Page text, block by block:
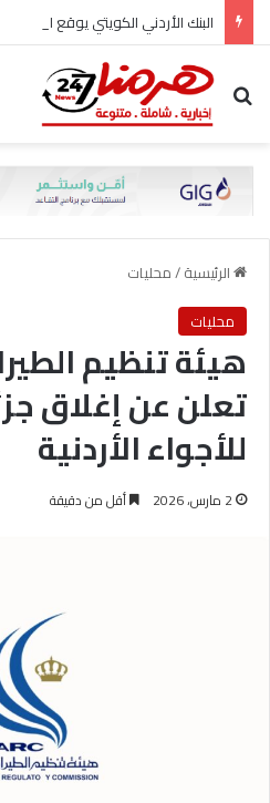
بحث عن
الرئيسية/محليات
محليات
هيئة تنظيم
تعلن عن إغلاق
للأجواء الأردنية
2 مارس، 2026 أقل من دقيقة